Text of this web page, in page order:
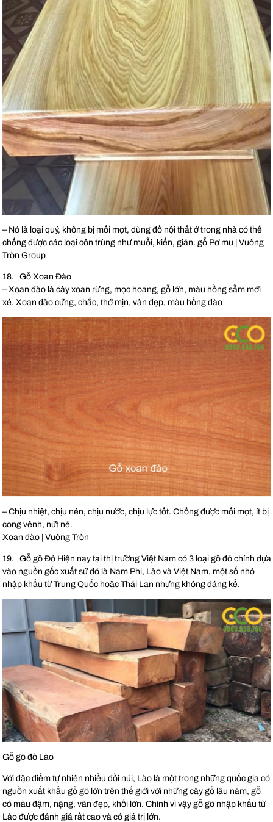
– Nó là loại quý, không bị mối mọt, dùng đồ nội thất ở trong nhà có thể
chống được các loại côn trùng như muỗi, kiến, gián. gỗ Pơ mu | Vuông
Tròn Group
18. Gỗ Xoan Đào
– Xoan đào là cây xoan rừng, mọc hoang, gỗ lớn, màu hồng sẫm mới
xẻ. Xoan đào cứng, chắc, thớ mịn, vân đẹp, màu hồng đào
– Chịu nhiệt, chịu nén, chịu nước, chịu lực tốt. Chống được mối mọt, ít bị
cong vênh, nứt nẻ.
Xoan đào | Vuông Tròn
19. Gỗ gõ Đỏ Hiện nay tại thị trường Việt Nam có 3 loại gõ đỏ chính dựa
vào nguồn gốc xuất sứ đó là Nam Phi, Lào và Việt Nam, một số nhỏ
nhập khẩu từ Trung Quốc hoặc Thái Lan nhưng không đáng kể.
Gỗ gõ đỏ Lào
Với đặc điểm tự nhiên nhiều đồi núi, Lào là một trong những quốc gia có
nguồn xuất khẩu gỗ gõ lớn trên thế giới với những cây gỗ lâu năm, gỗ
có màu đậm, nặng, vân đẹp, khối lớn. Chình vì vậy gỗ gõ nhập khẩu từ
Lào được đánh giá rất cao và có giá trị lớn.